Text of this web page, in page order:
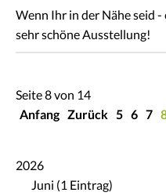
Wenn Ihr in der Nähe seid
sehr schöne Ausstellung!
Seite 8 von 14
Anfang Zurück 5 6 7
2026
Juni (1 Eintrag)